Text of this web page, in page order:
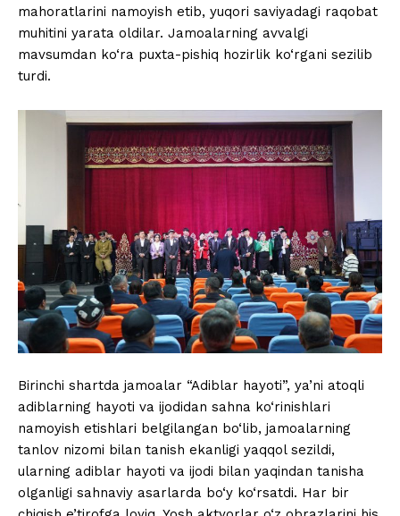
mahoratlarini namoyish etib, yuqori saviyadagi raqobat
muhitini yarata oldilar. Jamoalarning avvalgi
mavsumdan ko‘ra puxta-pishiq hozirlik ko‘rgani sezilib
turdi.
Birinchi shartda jamoalar “Adiblar hayoti”, ya’ni atoqli
adiblarning hayoti va ijodidan sahna ko‘rinishlari
namoyish etishlari belgilangan bo‘lib, jamoalarning
tanlov nizomi bilan tanish ekanligi yaqqol sezildi,
ularning adiblar hayoti va ijodi bilan yaqindan tanisha
olganligi sahnaviy asarlarda bo‘y ko‘rsatdi. Har bir